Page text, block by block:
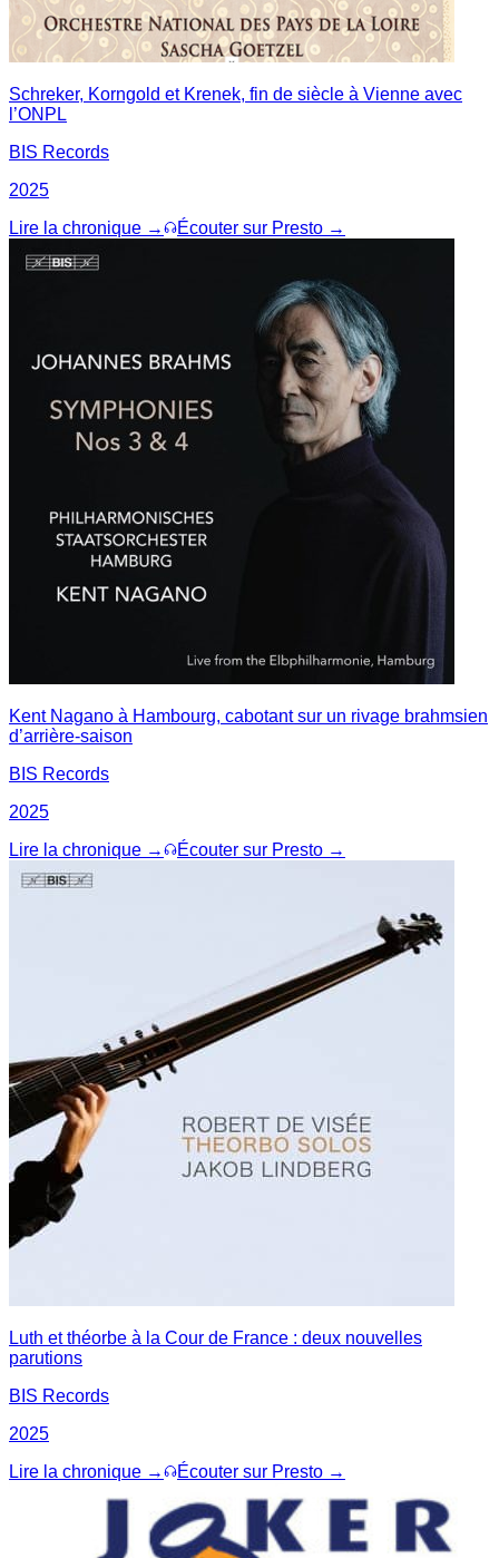
Schreker, Korngold et Krenek, fin de siècle à Vienne avec
l’ONPL
BIS Records
2025
Lire la chronique →
Écouter sur Presto →
Kent Nagano à Hambourg, cabotant sur un rivage brahmsien
d’arrière-saison
BIS Records
2025
Lire la chronique →
Écouter sur Presto →
Luth et théorbe à la Cour de France : deux nouvelles
parutions
BIS Records
2025
Lire la chronique →
Écouter sur Presto →